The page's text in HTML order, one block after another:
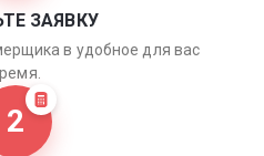
ЗАЯВКУ
в удобное для вас
2